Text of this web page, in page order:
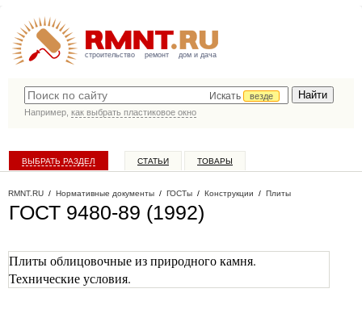
строительство ремонт дом и дача
Искать
везде
Например, как выбрать пластиковое окно
ВЫБРАТЬ РАЗДЕЛ СТАТЬИ ТОВАРЫ
RMNT.RU / Нормативные документы / ГОСТы / Конструкции / Плиты
ГОСТ 9480-89 (1992)
Плиты облицовочные из природного камня.
Технические условия.